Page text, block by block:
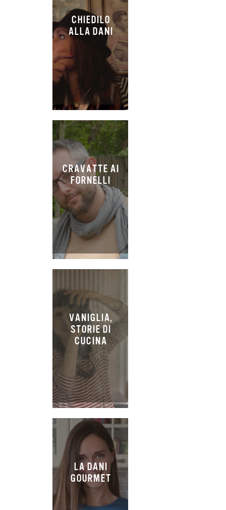
CHIEDILO
ALLA DANI
CRAVATTE AI
FORNELLI
VANIGLIA,
STORIE DI
CUCINA
LA DANI
GOURMET